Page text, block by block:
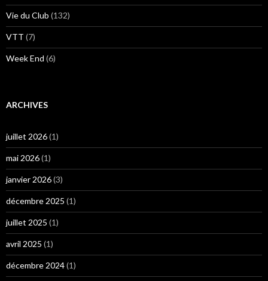
Vie du Club (132)
VTT (7)
Week End (6)
ARCHIVES
juillet 2026(1)
mai 2026(1)
janvier 2026(3)
décembre 2025 (1)
juillet 2025 (1)
avril 2025 (1)
décembre 2024(1)